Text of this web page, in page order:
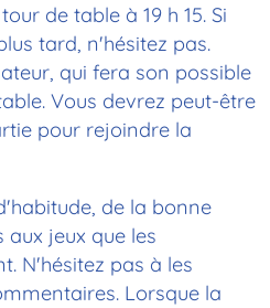
de table à 19 h 15. Si
tard, n'hésitez pas.
qui fera son possible
Vous devrez peut-être
pour rejoindre la
de la bonne
aux jeux que les
N'hésitez pas à les
Lorsque la